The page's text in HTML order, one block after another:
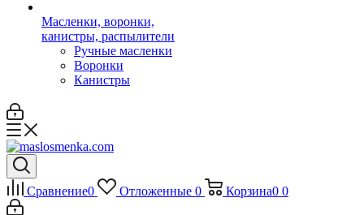
Масленки, воронки,
канистры, распылители
Ручные масленки
Воронки
Канистры
Сравнение0 Отложенные 0 Корзина0 0